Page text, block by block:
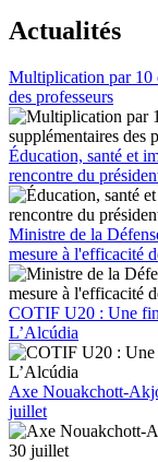
Actualités
Multiplication par 10
des professeurs
Éducation, santé et
rencontre du
Ministre de la
mesure à l'efficacité
COTIF U20 : Une
L’Alcúdia
Axe Nouakchott-
juillet